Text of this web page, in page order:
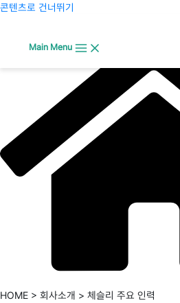
콘텐츠로 건너뛰기
Main Menu
HOME > 회사소개 > 체슬리 주요 인력